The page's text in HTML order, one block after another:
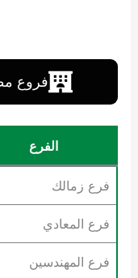
فروع
الفرع
فرع زمالك
فرع المعادي
فرع المهندسين